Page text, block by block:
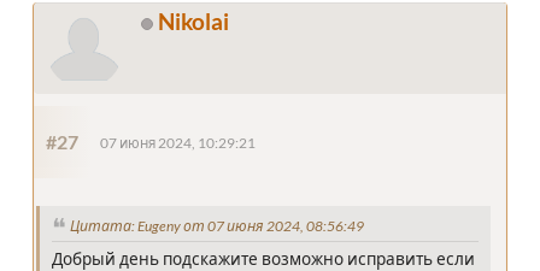
Nikolai
#27 07 июня 2024, 10:29:21
Цитата: Eugeny от 07 июня 2024, 08:56:49
Добрый день подскажите возможно исправить если